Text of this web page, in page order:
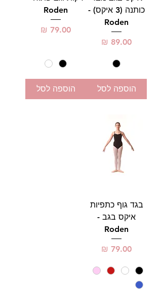
כותנה (3 איקס) -
Roden
מחיר
הוספה לסל
Roden
מחיר
הוספה לסל
בגד גוף כתפיות
איקס בגב -
Roden
מחיר